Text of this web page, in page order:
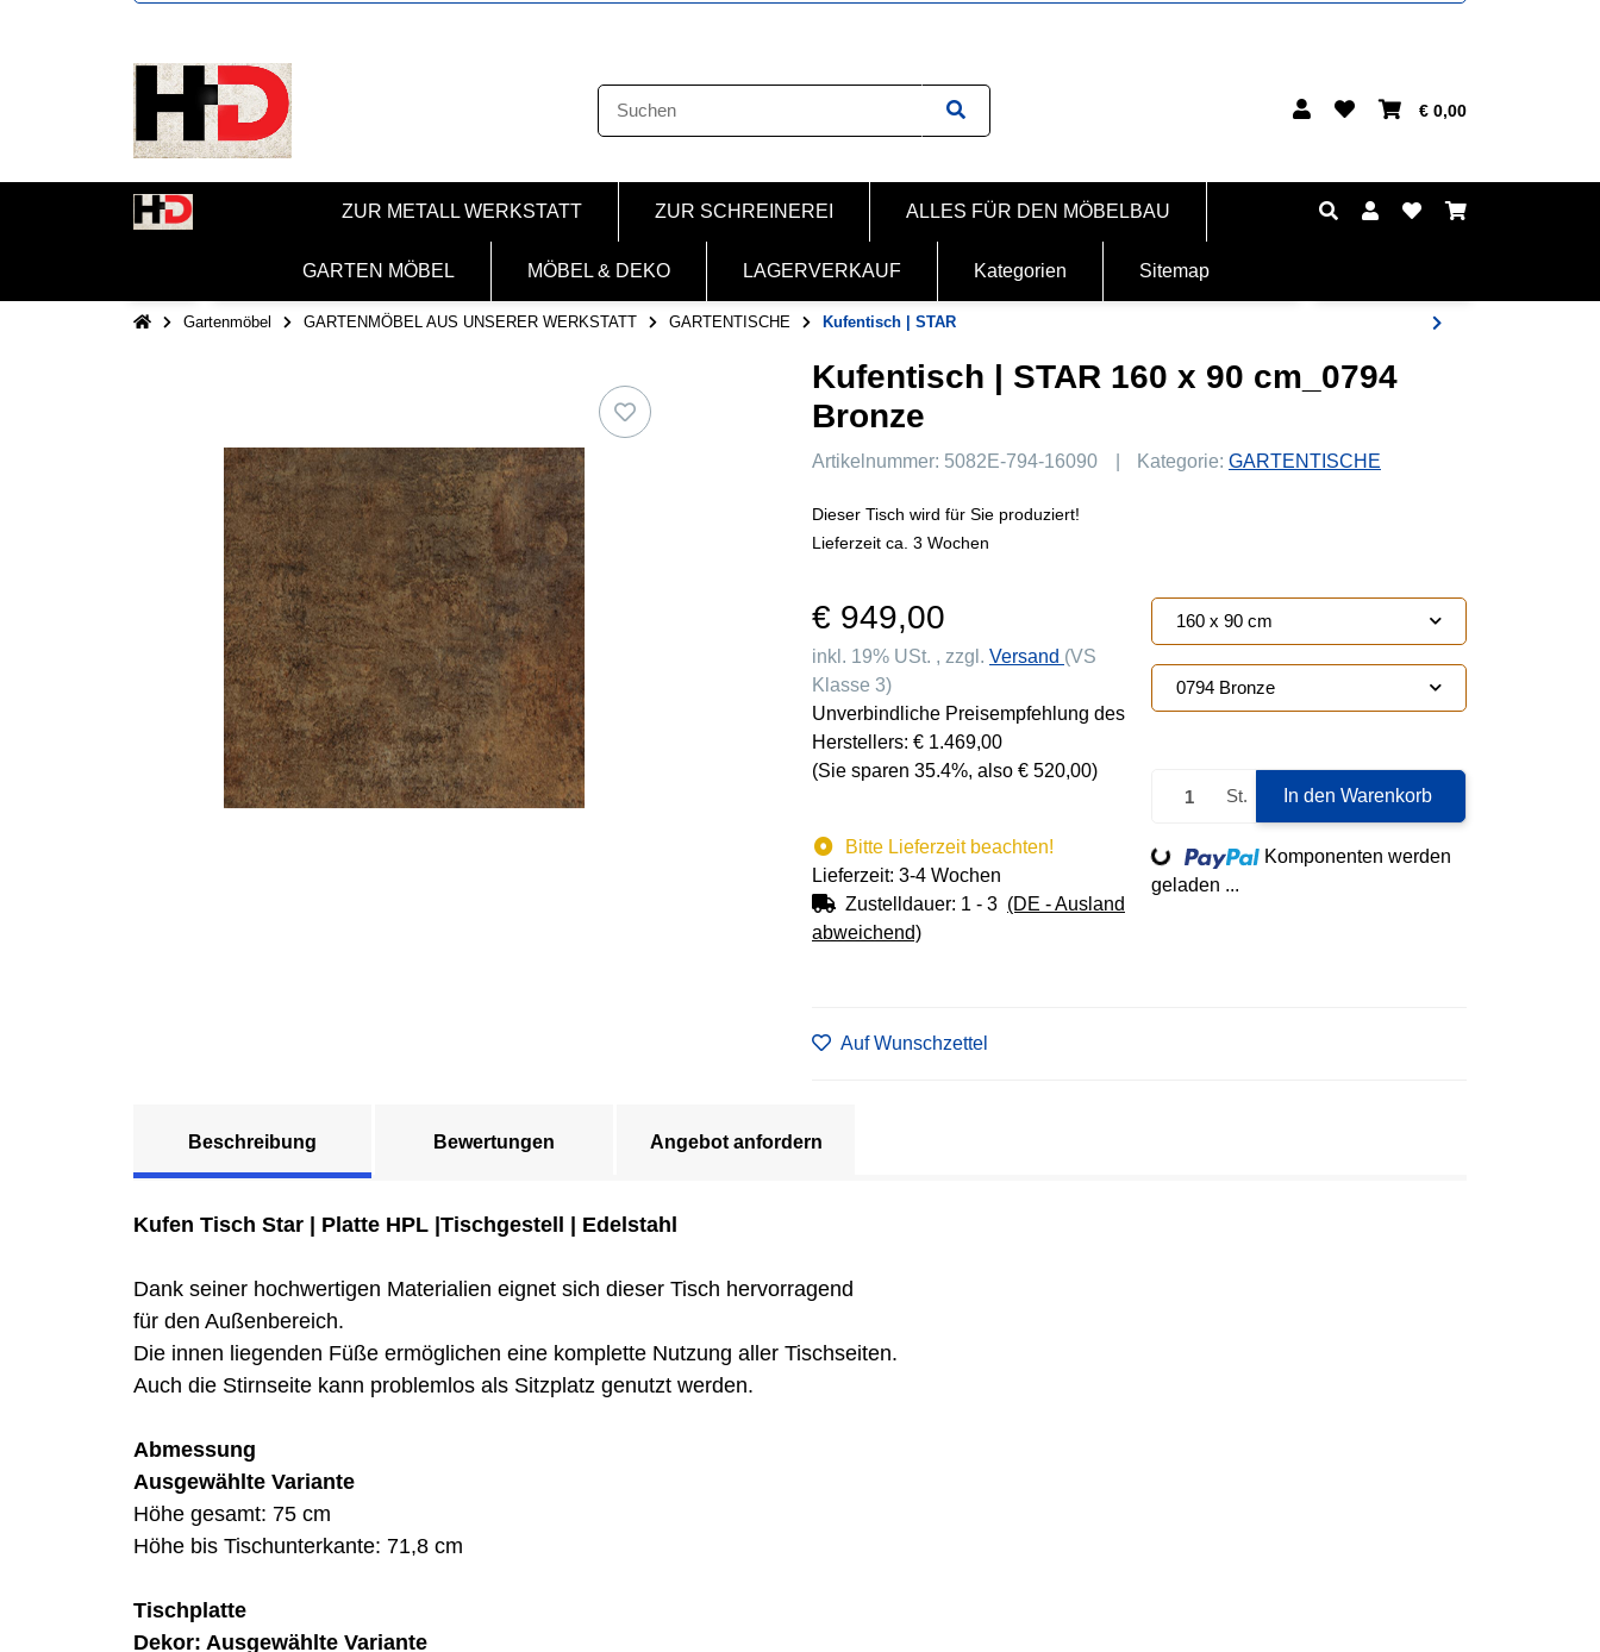
€ 0,00
ZUR METALL WERKSTATT ZUR SCHREINEREI ALLES FÜR DEN MÖBELBAU
GARTEN MÖBEL MÖBEL & DEKO LAGERVERKAUF Kategorien Sitemap
Gartenmöbel GARTENMÖBEL AUS UNSERER WERKSTATT GARTENTISCHE Kufentisch | STAR
Kufentisch | STAR 160 x 90 cm_0794
Bronze
Artikelnummer: 5082E-794-16090 Kategorie: GARTENTISCHE
Dieser Tisch wird für Sie produziert!
Lieferzeit ca. 3 Wochen
€ 949,00
inkl. 19% USt. , zzgl. Versand (VS
Klasse 3)
Unverbindliche Preisempfehlung des
Herstellers: € 1.469,00
(Sie sparen 35.4%, also € 520,00)
Bitte Lieferzeit beachten!
Lieferzeit: 3-4 Wochen
Zustelldauer: 1 - 3 (DE - Ausland
abweichend)
160 x 90 cm
0794 Bronze
St. In den Warenkorb
Loading...
Komponenten werden
geladen ...
Auf Wunschzettel
Beschreibung Bewertungen Angebot anfordern
Kufen Tisch Star | Platte HPL |Tischgestell | Edelstahl
Dank seiner hochwertigen Materialien eignet sich dieser Tisch hervorragend
für den Außenbereich.
Die innen liegenden Füße ermöglichen eine komplette Nutzung aller Tischseiten.
Auch die Stirnseite kann problemlos als Sitzplatz genutzt werden.
Abmessung
Ausgewählte Variante
Höhe gesamt: 75 cm
Höhe bis Tischunterkante: 71,8 cm
Tischplatte
Dekor: Ausgewählte Variante